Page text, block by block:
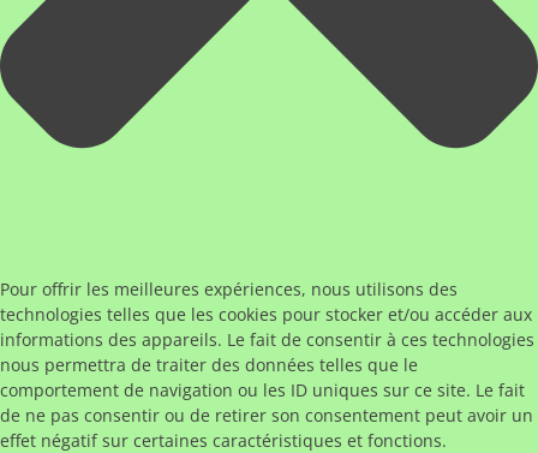
Pour offrir les meilleures expériences, nous utilisons des
technologies telles que les cookies pour stocker et/ou accéder aux
informations des appareils. Le fait de consentir à ces technologies
nous permettra de traiter des données telles que le
comportement de navigation ou les ID uniques sur ce site. Le fait
de ne pas consentir ou de retirer son consentement peut avoir un
effet négatif sur certaines caractéristiques et fonctions.